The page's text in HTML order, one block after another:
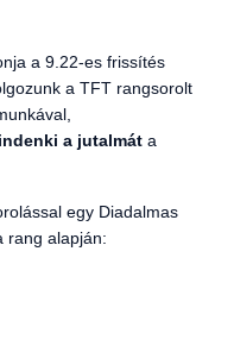
a 9.22-es frissítés
a TFT rangsorolt
a jutalmát a
egy Diadalmas
rang alapján: